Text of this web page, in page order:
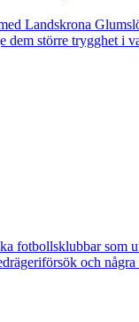
Landskrona
dem större trygghet i
fotbollsklubbar som
och